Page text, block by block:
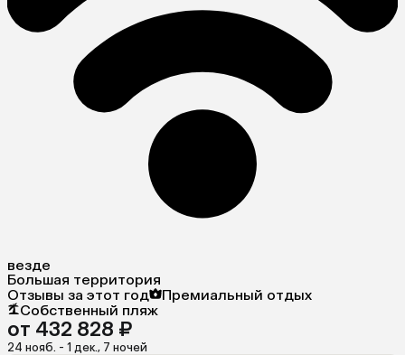
везде
Большая территория
Отзывы за этот год
Премиальный отдых
Собственный пляж
от 432 828 ₽
24 нояб. - 1 дек., 7 ночей